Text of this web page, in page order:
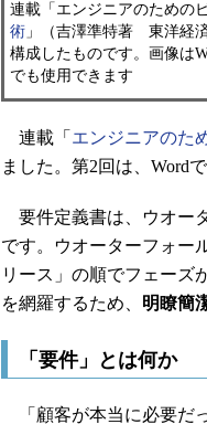
連載「エンジニアのための
術 」（吉澤準特著 東洋経
構成したものです。画像は
でも使用できます
連載「 エンジニアのた
ました。第2回は、Word
要件定義書は、ウオー
です。ウオーターフォ
リース」の順でフェーズ
を網羅するため、 明瞭簡
「要件」とは何か
「顧客が本当に必要だ